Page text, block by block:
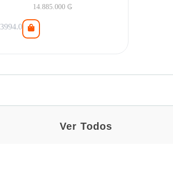
14.885.000₲
3994.0
Ver Todos